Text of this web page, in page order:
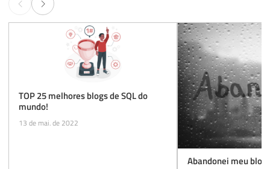
TOP 25 melhores blogs de SQL do
mundo!
13 de mai. de 2022
Abandonei meu